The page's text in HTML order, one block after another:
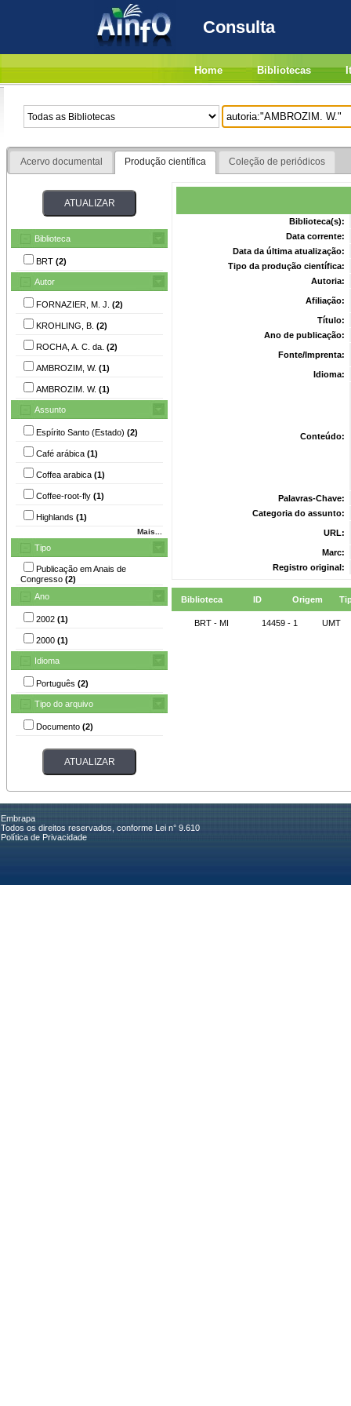
Consulta
Home Bibliotecas
Acervo documental Produção científica Coleção de periódicos
Biblioteca
BRT (2)
Autor
FORNAZIER, M. J. (2)
KROHLING, B. (2)
ROCHA, A. C. da. (2)
AMBROZIM, W. (1)
AMBROZIM. W. (1)
Assunto
Espírito Santo (Estado) (2)
Café arábica (1)
Coffea arabica (1)
Coffee-root-fly (1)
Highlands (1)
Mais...
Tipo
Publicação em Anais de
Congresso (2)
Ano
2002 (1)
2000 (1)
Idioma
Português (2)
Tipo do arquivo
Documento (2)
Biblioteca(s):
Data corrente:
Data da última atualização:
Tipo da produção científica:
Autoria:
Afiliação:
Título:
Ano de publicação:
Fonte/Imprenta:
Idioma:
Conteúdo:
Palavras-Chave:
Categoria do assunto:
URL:
Marc:
Registro original:
Biblioteca ID Origem
BRT - MI 14459 - 1 UMT
Embrapa
Todos os direitos reservados, conforme Lei n° 9.610
Política de Privacidade